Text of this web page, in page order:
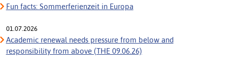
Fun facts: Sommerferienzeit in Europa
01.07.2026
Academic renewal needs pressure from below and
responsibility from above (THE 09.06.26)